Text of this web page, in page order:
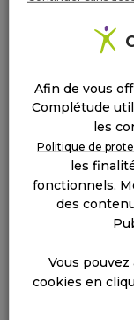
Vos frais
2€ de
15% de
25% de
32 à45 %
Afin de vous
Complétude
les
Politique de
les
fonctionnels,
des
Vous
cookies en